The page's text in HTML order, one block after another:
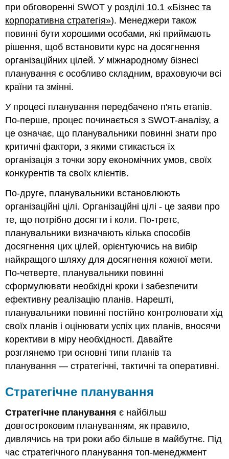
при обговоренні SWOT у розділі 10.1 «Бізнес та
корпоративна стратегія»). Менеджери також
повинні бути хорошими особами, які приймають
рішення, щоб встановити курс на досягнення
організаційних цілей. У міжнародному бізнесі
планування є особливо складним, враховуючи всі
країни та змінні.
У процесі планування передбачено п'ять етапів.
По-перше, процес починається з SWOT-аналізу, а
це означає, що планувальники повинні знати про
критичні фактори, з якими стикається їх
організація з точки зору економічних умов, своїх
конкурентів та своїх клієнтів.
По-друге, планувальники встановлюють
організаційні цілі. Організаційні цілі - це заяви про
те, що потрібно досягти і коли. По-третє,
планувальники визначають кілька способів
досягнення цих цілей, орієнтуючись на вибір
найкращого шляху для досягнення кожної мети.
По-четверте, планувальники повинні
сформулювати необхідні кроки і забезпечити
ефективну реалізацію планів. Нарешті,
планувальники повинні постійно контролювати хід
своїх планів і оцінювати успіх цих планів, вносячи
корективи в міру необхідності. Давайте
розглянемо три основні типи планів та
планування — стратегічні, тактичні та оперативні.
Стратегічне планування
Стратегічне планування є найбільш
довгостроковим плануванням, як правило,
дивлячись на три роки або більше в майбутнє. Під
час стратегічного планування топ-менеджмент